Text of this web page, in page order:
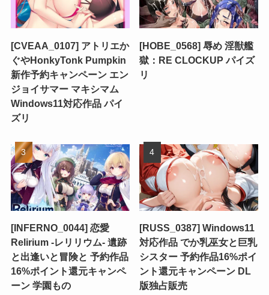
[CVEAA_0107] アトリエか
ぐやHonkyTonk Pumpkin
新作予約キャンペーン エン
ジョイサマー マキシマム
Windows11対応作品 パイ
ズリ
[HOBE_0568] 辱め 淫獣艦
獄：RE CLOCKUP パイズ
リ
[INFERNO_0044] 恋愛
Relirium ‐レリリウム‐ 遺跡
と出逢いと冒険と 予約作品
16%ポイント還元キャンペ
ーン 学園もの
[RUSS_0387] Windows11
対応作品 でか乳巫女と巨乳
シスター 予約作品16%ポイ
ント還元キャンペーン DL
版独占販売